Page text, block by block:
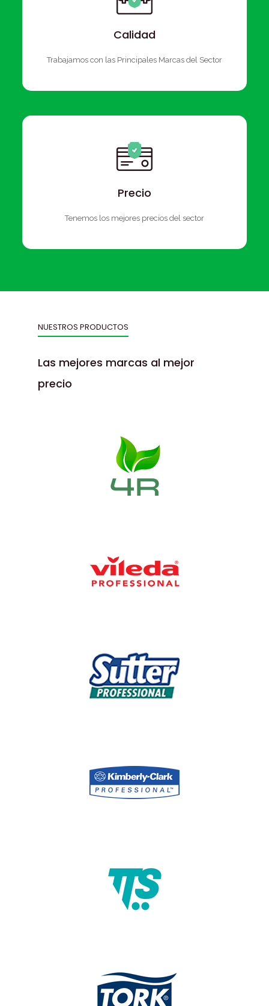
Calidad
Trabajamos con las Principales Marcas del Sector
Precio
Tenemos los mejores precios del sector
NUESTROS PRODUCTOS
Las mejores marcas al mejor
precio